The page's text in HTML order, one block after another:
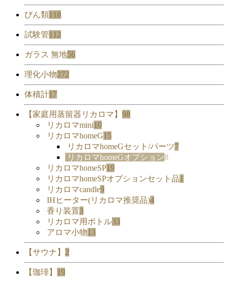
びん類118
試験管112
ガラス 無地56
理化小物272
体積計17
【家庭用蒸留器リカロマ】 98
リカロマmini10
リカロマhomeG15
リカロマhomeGセット/パーツ7
リカロマhomeGオプション8
リカロマhomeSP19
リカロマhomeSPオプションセット品1
リカロマcandle9
IHヒーター(リカロマ推奨品)4
香り装置3
リカロマ用ボトル33
アロマ小物13
【サウナ】 2
【珈琲】 19